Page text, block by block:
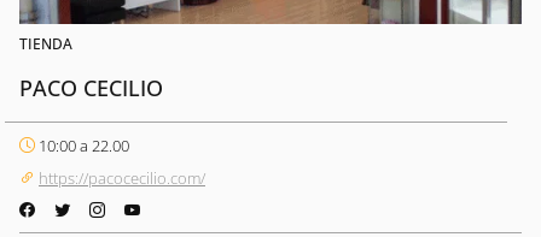
TIENDA
PACO CECILIO
10:00 a 22.00
https://pacocecilio.com/